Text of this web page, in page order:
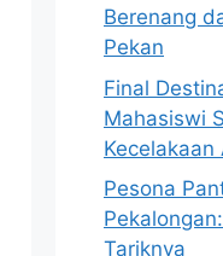
Berenang
Pekan
Final
Mahasiswi
Kecelakaan
Pesona
Tariknya